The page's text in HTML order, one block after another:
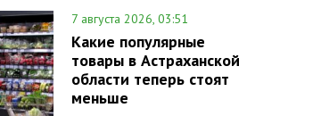
7 августа 2026, 03:51
Какие популярные
товары в Астраханской
области теперь стоят
меньше